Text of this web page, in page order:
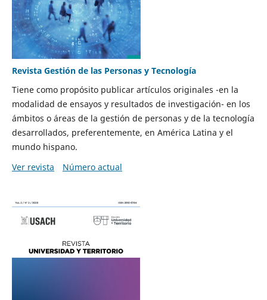
Revista Gestión de las Personas y Tecnología
Tiene como propósito publicar artículos originales -en la
modalidad de ensayos y resultados de investigación- en los
ámbitos o áreas de la gestión de personas y de la tecnología
desarrollados, preferentemente, en América Latina y el
mundo hispano.
Ver revista
Número actual